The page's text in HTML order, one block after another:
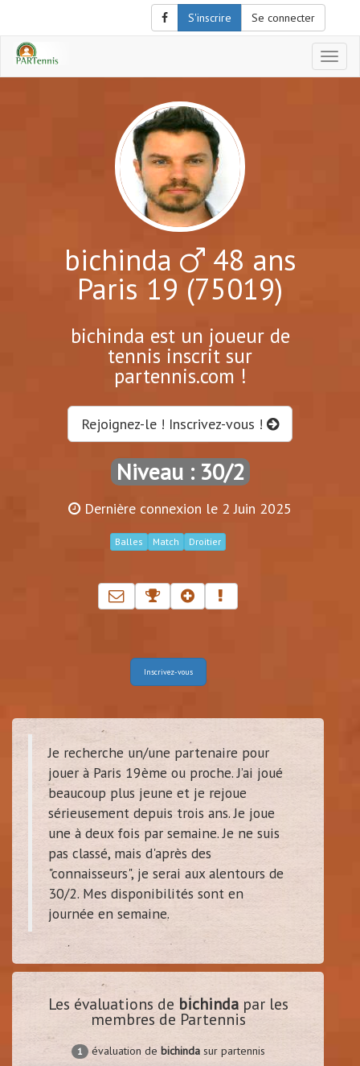
S'inscrire Se connecter
le
bichinda 48 ans
Paris 19 (75019)
bichinda est un joueur de
tennis inscrit sur
partennis.com !
Rejoignez-le ! Inscrivez-vous !
Niveau : 30/2
Dernière connexion le 2 Juin 2025
Balles Match Droitier
Inscrivez-vous
Je recherche un/une partenaire pour
jouer à Paris 19ème ou proche. J’ai joué
beaucoup plus jeune et je rejoue
sérieusement depuis trois ans. Je joue
une à deux fois par semaine. Je ne suis
pas classé, mais d'après des
"connaisseurs", je serai aux alentours de
30/2. Mes disponibilités sont en
journée en semaine.
Les évaluations de bichindapar les
membres de Partennis
1 évaluation de bichindasur partennis